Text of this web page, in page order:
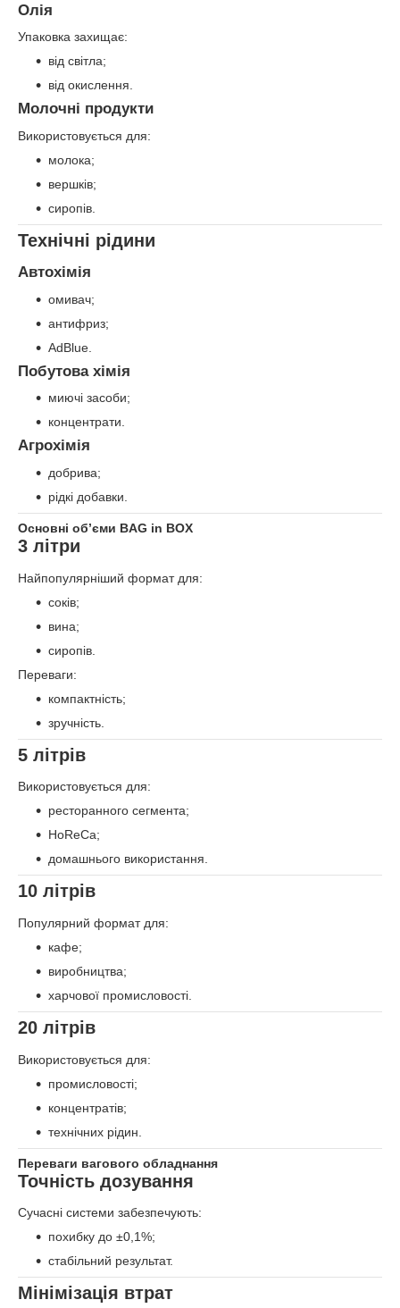
Олія
Упаковка захищає:
від світла;
від окислення.
Молочні продукти
Використовується для:
молока;
вершків;
сиропів.
Технічні рідини
Автохімія
омивач;
антифриз;
AdBlue.
Побутова хімія
миючі засоби;
концентрати.
Агрохімія
добрива;
рідкі добавки.
Основні об’єми BAG in BOX
3 літри
Найпопулярніший формат для:
соків;
вина;
сиропів.
Переваги:
компактність;
зручність.
5 літрів
Використовується для:
ресторанного сегмента;
HoReCa;
домашнього використання.
10 літрів
Популярний формат для:
кафе;
виробництва;
харчової промисловості.
20 літрів
Використовується для:
промисловості;
концентратів;
технічних рідин.
Переваги вагового обладнання
Точність дозування
Сучасні системи забезпечують:
похибку до ±0,1%;
стабільний результат.
Мінімізація втрат